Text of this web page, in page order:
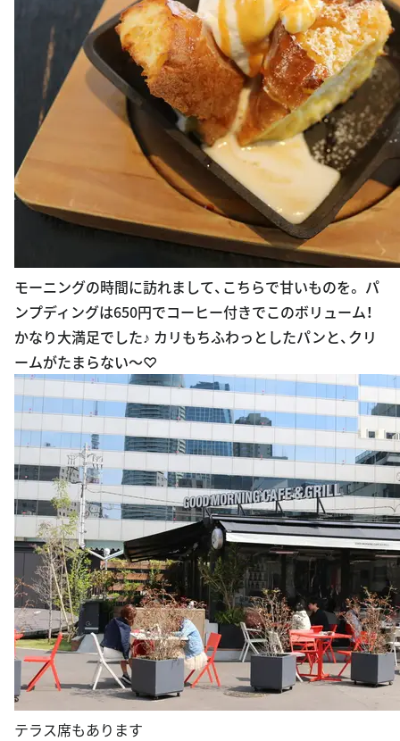
モーニングの時間に訪れまして、こちらで甘いものを。 パ
ンプディングは650円でコーヒー付きでこのボリューム！
かなり大満足でした♪ カリもちふわっとしたパンと、クリ
ームがたまらない〜♡
テラス席もあります